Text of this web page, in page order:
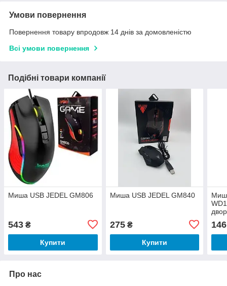
Умови повернення
Повернення товару впродовж 14 днів за домовленістю
Всі умови повернення
Подібні товари компанії
Миша USB JEDEL GM806
543 ₴
Купити
Миша USB JEDEL GM840
275₴
Купити
146
Про нас